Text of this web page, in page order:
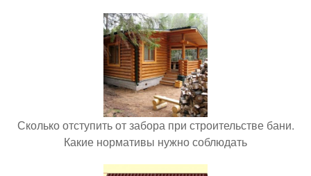
Сколько отступить от забора при строительстве бани.
Какие нормативы нужно соблюдать